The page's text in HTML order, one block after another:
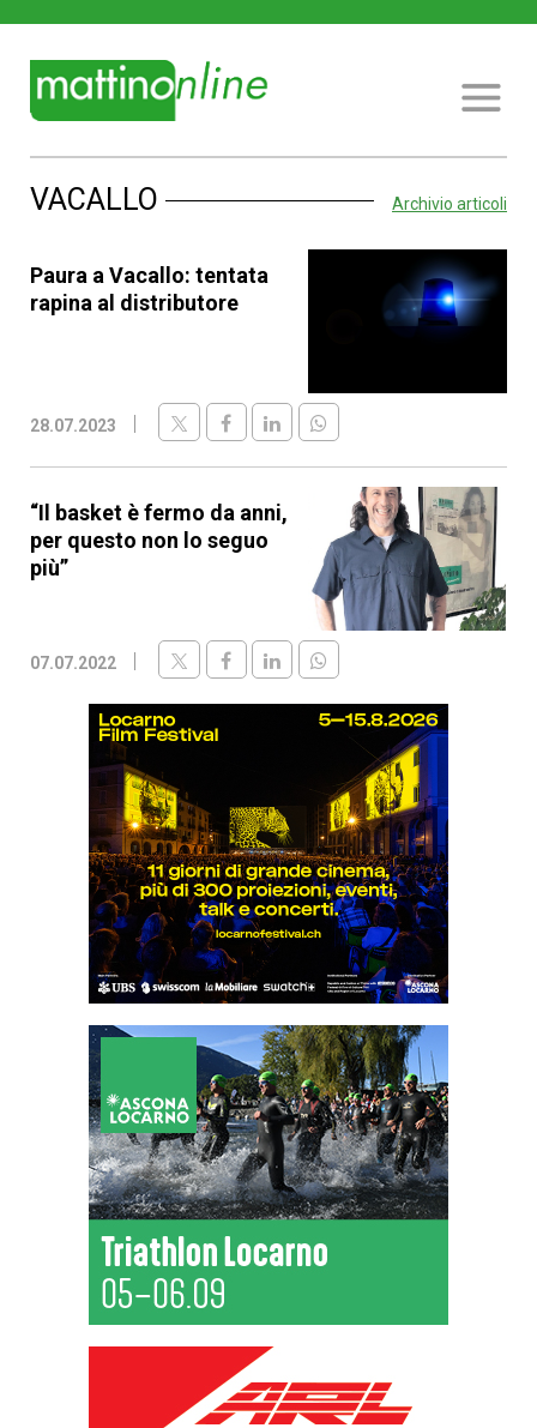
VACALLO Archivio articoli
Paura a Vacallo: tentata
rapina al distributore
28.07.2023
“Il basket è fermo da anni,
per questo non lo seguo
più”
07.07.2022